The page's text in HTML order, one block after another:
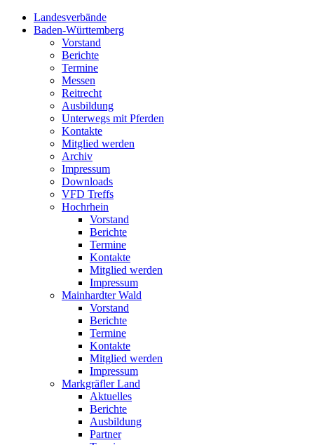
Landesverbände
Baden-Württemberg
Vorstand
Berichte
Termine
Messen
Reitrecht
Ausbildung
Unterwegs mit Pferden
Kontakte
Mitglied werden
Archiv
Impressum
Downloads
VFD Treffs
Hochrhein
Vorstand
Berichte
Termine
Kontakte
Mitglied werden
Impressum
Mainhardter Wald
Vorstand
Berichte
Termine
Kontakte
Mitglied werden
Impressum
Markgräfler Land
Aktuelles
Berichte
Ausbildung
Partner